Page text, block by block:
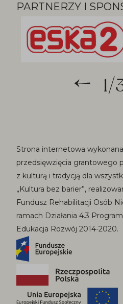
PARTNERZY I
1/
Strona internetowa
przedsięwzięcia grantowego
z kulturą i tradycją dla
„Kultura bez barier”,
Fundusz Rehabilitacji Osób
ramach Działania 4.3
Edukacja Rozwój 2014-2020.